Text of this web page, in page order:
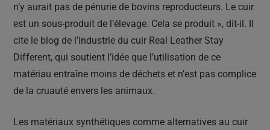
n’y aurait pas de pénurie de bovins reproducteurs. Le cuir
est un sous-produit de l’élevage. Cela se produit », dit-il. Il
cite le blog de l’industrie du cuir Real Leather Stay
Different, qui soutient l’idée que l’utilisation de ce
matériau entraîne moins de déchets et n’est pas complice
de la cruauté envers les animaux.
Les matériaux synthétiques comme alternatives au cuir